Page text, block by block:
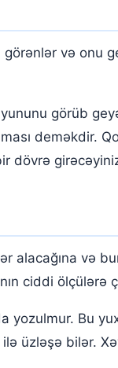
və onu
görüb
deməkdir.
dövrə
alacağına və
ciddi ölçülərə
yozulmur. Bu
üzləşə bilər.